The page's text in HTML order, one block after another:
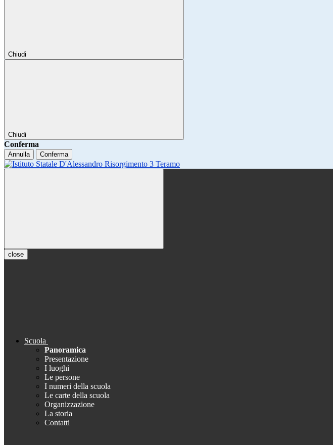
Chiudi
Chiudi
Conferma
Annulla Conferma
close
Scuola
Panoramica
Presentazione
I luoghi
Le persone
I numeri della scuola
Le carte della scuola
Organizzazione
La storia
Contatti